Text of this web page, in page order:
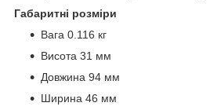
Габаритні розміри
Вага 0.116 кг
Висота 31 мм
Довжина 94 мм
Ширина 46 мм